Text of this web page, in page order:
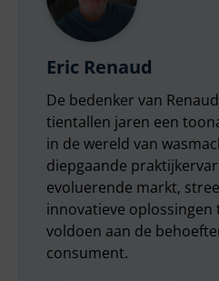
Eric Renaud
De bedenker van
tientallen jaren een
in de wereld van
diepgaande
evoluerende markt,
innovatieve oplossingen
voldoen aan de
consument.